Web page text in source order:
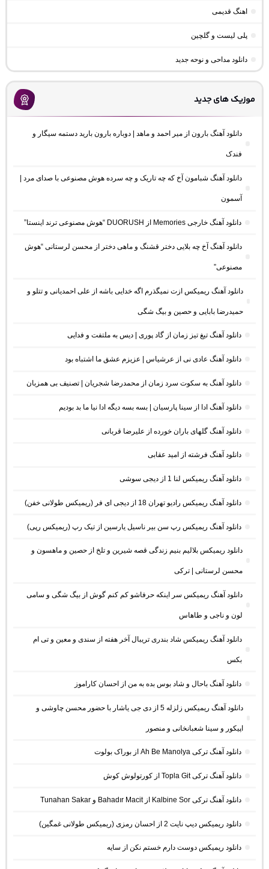
اهنگ قدیمی
پلی لیست و گلچین
دانلود مداحی و نوحه جدید
موزیک های جدید
دانلود آهنگ بارون از میر احمد و ماهد | دوباره بارون بارید دستمه سیگار و
فندک
دانلود آهنگ شبامون آخ که چه تاریک و چه سرده هوش مصنوعی با صدای مرد |
آسمون
دانلود آهنگ خارجی Memories از DUORUSH “هوش مصنوعی ترند اینستا”
دانلود آهنگ آخ چه بلایی دختر قشنگ و ماهی دختر از محسن لرستانی “هوش
مصنوعی”
دانلود آهنگ ریمیکس ازت نمیگذرم اگه خدایی باشه از علی احمدیانی و تتلو و
حمیدرضا بابایی و حصین و بیگ شگی
دانلود آهنگ تیغ تیز زمان از گاد پوری | دیس به ملتفت و فدایی
دانلود آهنگ عادی نی از عرشیاس | عزیزم عشق ما اشتباه بود
دانلود آهنگ به سکوت سرد زمان از محمدرضا شجریان | تصنیف بی همزبان
دانلود آهنگ ادا از سینا پارسیان | بسه بسه دیگه ادا نیا ما بد بودیم
دانلود آهنگ گلهای باران خورده از علیرضا قربانی
دانلود آهنگ فرشته از امید عقابی
دانلود آهنگ ریمیکس لنا 1 از دیجی سوشی
دانلود آهنگ ریمیکس رادیو تهران 18 از دیجی ای فر (ریمیکس طولانی خفن)
دانلود آهنگ ریمیکس رپ سن بیر ناسیل یارسین از تیک رپ (ریمیکس رپی)
دانلود ریمیکس بلالیم بنیم زندگی قصه شیرین و تلخ از حصین و ماهسون و
محسن لرستانی | ترکی
دانلود آهنگ ریمیکس سر اینکه حرفاشو کم کنم گوش از بیگ شگی و سامی
لون و ناجی و طاهاس
دانلود آهنگ ریمیکس شاد بندری تریبال آخر هفته از سندی و معین و تی ام
بکس
دانلود آهنگ باحال و شاد بوس بده به من از احسان کاراموز
دانلود آهنگ ریمیکس زلزله 5 از دی جی یاشار با حضور محسن چاوشی و
اپیکور و سینا شعبانخانی و منصور
دانلود آهنگ ترکی Ah Be Manolya از بوراک بولوت
دانلود آهنگ ترکی Topla Git از کورتولوش کوش
دانلود آهنگ ترکی Kalbine Sor از Bahadır Macit و Tunahan Sakar
دانلود ریمیکس دیپ نایت 2 از احسان رمزی (ریمیکس طولانی غمگین)
دانلود ریمیکس دوست دارم خستم نکن از سایه